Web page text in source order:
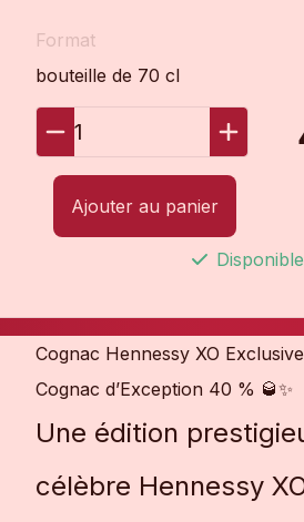
Format
bouteille de 70 cl
1
Ajouter au panier
Disponible
Cognac Hennessy XO
Cognac d’Exception 40 % 🥃✨
Une édition
célèbre Hennessy